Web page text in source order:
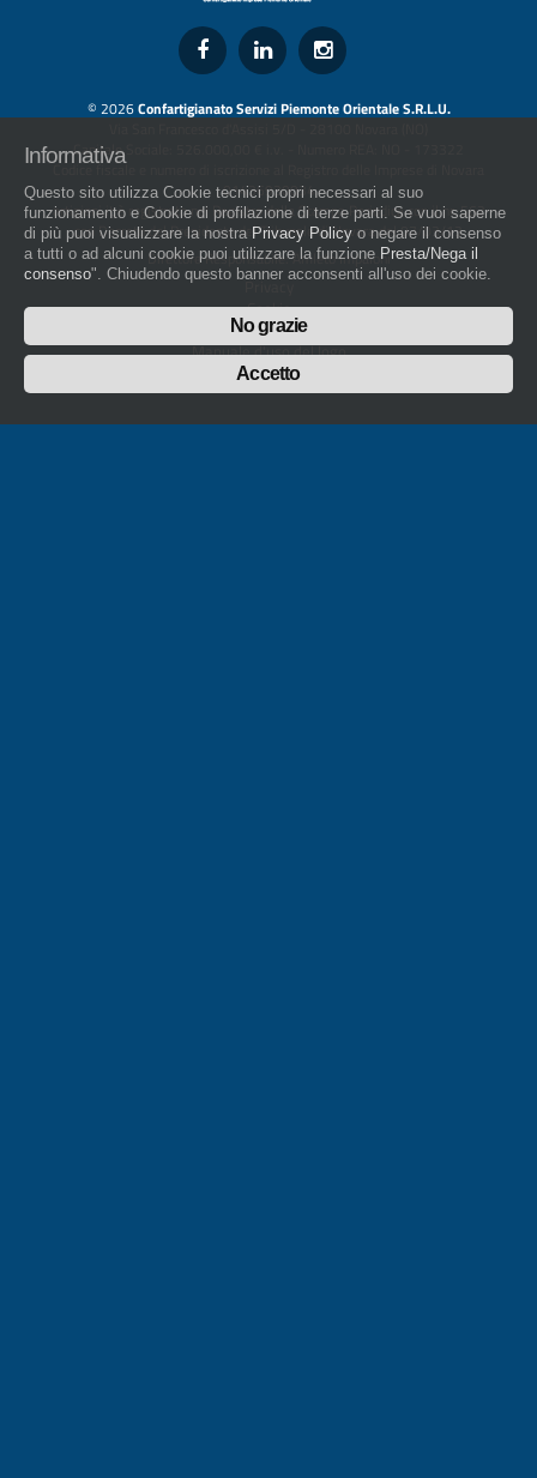
© 2026Confartigianato Servizi Piemonte Orientale S.R.L.U.
Capitale Sociale: 526.000,00 € i.v. - Numero REA: NO - 173322
Codice fiscale e numero di iscrizione al Registro delle Imprese di Novara
01436930034
artigiani.it è registrato nel Registro della Stampa Periodica con il nr. 562
con Decreto del Presidente del Tribunale di Novara del 07/03/13
Direttore Responsabile: Amleto Impaloni
Privacy
Cookie
Whistleblowing
Manuale d'uso del logo
Policy sulla Parità di genere
Informativa
Questo sito utilizza Cookie tecnici propri necessari al suo
funzionamento e Cookie di profilazione di terze parti. Se vuoi saperne
di più puoi visualizzare la nostra Privacy Policy o negare il consenso
a tutti o ad alcuni cookie puoi utilizzare la funzione Presta/Nega il
consenso". Chiudendo questo banner acconsenti all'uso dei cookie.
No grazie
Accetto